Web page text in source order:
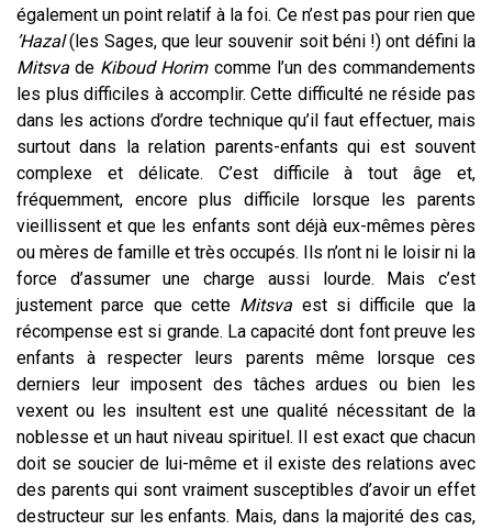
également un point relatif à la foi. Ce n’est pas pour rien que
’Hazal(les Sages, que leur souvenir soit béni !) ont défini la
Mitsva de Kiboud Horim comme l’un des commandements
les plus difficiles à accomplir. Cette difficulté ne réside pas
dans les actions d’ordre technique qu’il faut effectuer, mais
surtout dans la relation parents-enfants qui est souvent
complexe et délicate. C’est difficile à tout âge et,
fréquemment, encore plus difficile lorsque les parents
vieillissent et que les enfants sont déjà eux-mêmes pères
ou mères de famille et très occupés. Ils n’ont ni le loisir ni la
force d’assumer une charge aussi lourde. Mais c’est
justement parce que cette Mitsva est si difficile que la
récompense est si grande. La capacité dont font preuve les
enfants à respecter leurs parents même lorsque ces
derniers leur imposent des tâches ardues ou bien les
vexent ou les insultent est une qualité nécessitant de la
noblesse et un haut niveau spirituel. Il est exact que chacun
doit se soucier de lui-même et il existe des relations avec
des parents qui sont vraiment susceptibles d’avoir un effet
destructeur sur les enfants. Mais, dans la majorité des cas,